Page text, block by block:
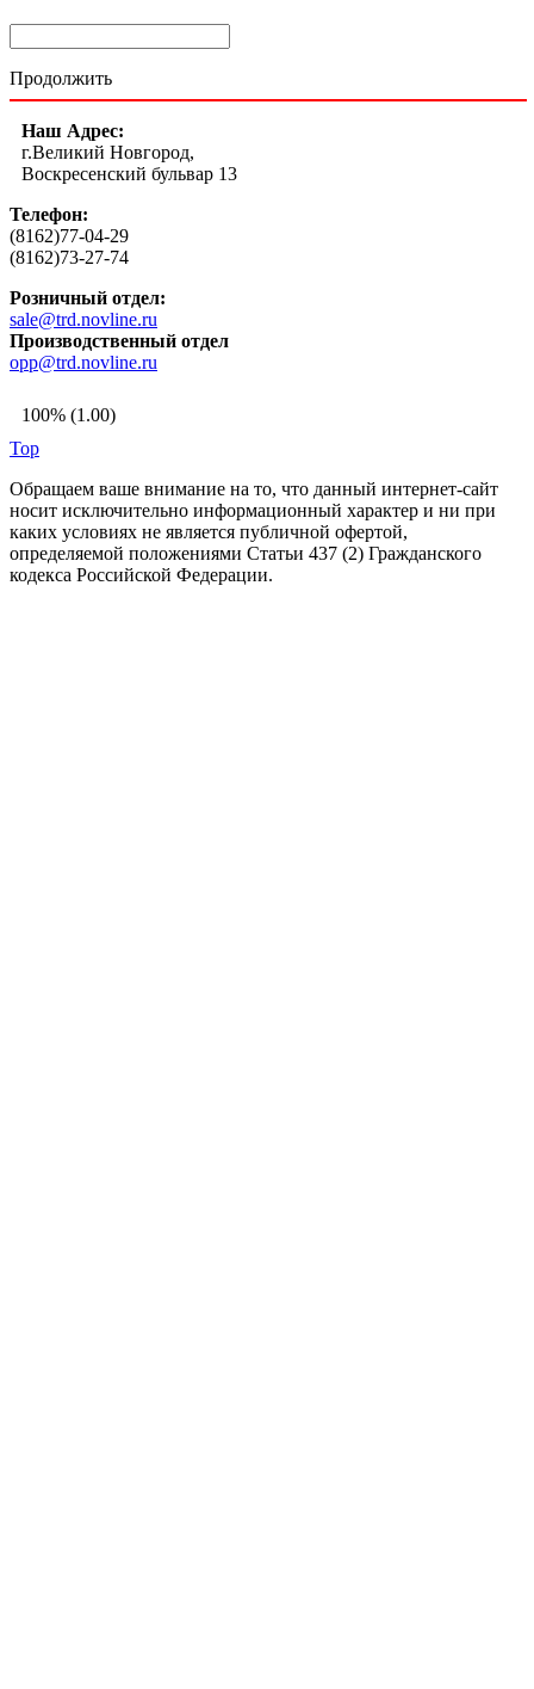
Продолжить
Наш Адрес:
г.Великий Новгород,
Воскресенский бульвар 13
Телефон:
(8162)77-04-29
(8162)73-27-74
Розничный отдел:
sale@trd.novline.ru
Производственный отдел
opp@trd.novline.ru
100% (1.00)
Top
Обращаем ваше внимание на то, что данный интернет-сайт
носит исключительно информационный характер и ни при
каких условиях не является публичной офертой,
определяемой положениями Статьи 437 (2) Гражданского
кодекса Российской Федерации.